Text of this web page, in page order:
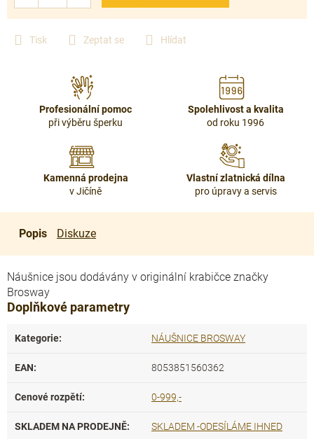
Tisk Zeptat se Hlídat
Profesionální pomoc
při výběru šperku
Spolehlivost a kvalita
od roku 1996
Kamenná prodejna
v Jičíně
Vlastní zlatnická dílna
pro úpravy a servis
Popis Diskuze
Náušnice jsou dodávány v originální krabičce značky
Brosway
Doplňkové parametry
Kategorie: NÁUŠNICE BROSWAY
EAN: 8053851560362
Cenové rozpětí: 0-999,-
SKLADEM NA PRODEJNĚ: SKLADEM -ODESÍLÁME IHNED